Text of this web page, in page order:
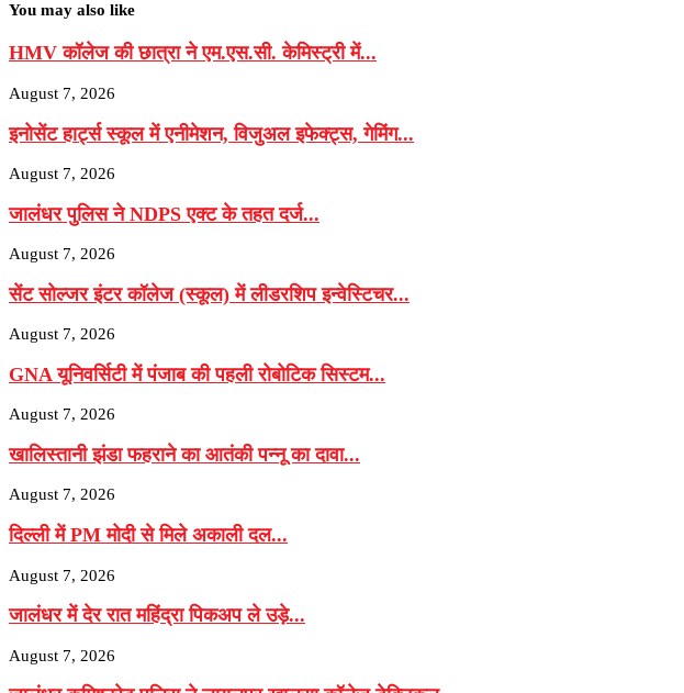
You may also like
HMV कॉलेज की छात्रा ने एम.एस.सी. केमिस्ट्री में...
August 7, 2026
इनोसेंट हार्ट्स स्कूल में एनीमेशन, विजुअल इफेक्ट्स, गेमिंग...
August 7, 2026
जालंधर पुलिस ने NDPS एक्ट के तहत दर्ज...
August 7, 2026
सेंट सोल्जर इंटर कॉलेज (स्कूल) में लीडरशिप इन्वेस्टिचर...
August 7, 2026
GNA यूनिवर्सिटी में पंजाब की पहली रोबोटिक सिस्टम...
August 7, 2026
खालिस्तानी झंडा फहराने का आतंकी पन्नू का दावा...
August 7, 2026
दिल्ली में PM मोदी से मिले अकाली दल...
August 7, 2026
जालंधर में देर रात महिंद्रा पिकअप ले उड़े...
August 7, 2026